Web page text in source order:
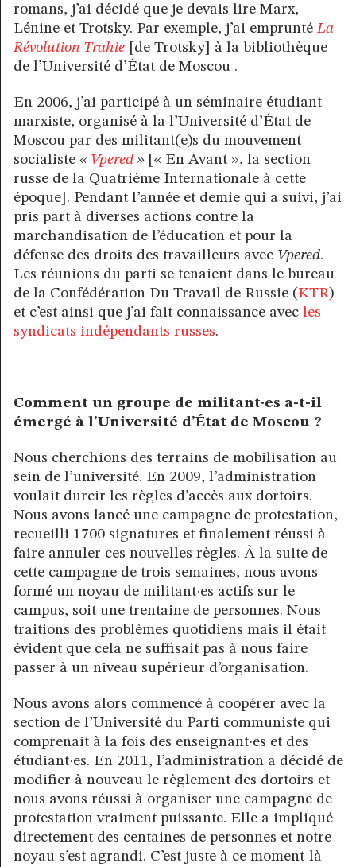
romans, j’ai décidé que je devais lire Marx,
Lénine et Trotsky. Par exemple, j’ai empruntéLa
Révolution Trahie [de Trotsky] à la bibliothèque
de l’Université d’État de Moscou .
En 2006, j’ai participé à un séminaire étudiant
marxiste, organisé à la l’Université d’État de
Moscou par des militant(e)s du mouvement
socialiste « Vpered » [« En Avant », la section
russe de la Quatrième Internationale à cette
époque]. Pendant l’année et demie qui a suivi, j’ai
pris part à diverses actions contre la
marchandisation de l’éducation et pour la
défense des droits des travailleurs avec Vpered.
Les réunions du parti se tenaient dans le bureau
de la Confédération Du Travail de Russie (KTR)
et c’est ainsi que j’ai fait connaissance avec les
syndicats indépendants russes.
Comment un groupe de militant·es a-t-il
émergé à l’Université d’État de Moscou ?
Nous cherchions des terrains de mobilisation au
sein de l’université. En 2009, l’administration
voulait durcir les règles d’accès aux dortoirs.
Nous avons lancé une campagne de protestation,
recueilli 1700 signatures et finalement réussi à
faire annuler ces nouvelles règles. À la suite de
cette campagne de trois semaines, nous avons
formé un noyau de militant·es actifs sur le
campus, soit une trentaine de personnes. Nous
traitions des problèmes quotidiens mais il était
évident que cela ne suffisait pas à nous faire
passer à un niveau supérieur d’organisation.
Nous avons alors commencé à coopérer avec la
section de l’Université du Parti communiste qui
comprenait à la fois des enseignant·es et des
étudiant·es. En 2011, l’administration a décidé de
modifier à nouveau le règlement des dortoirs et
nous avons réussi à organiser une campagne de
protestation vraiment puissante. Elle a impliqué
directement des centaines de personnes et notre
noyau s’est agrandi. C’est juste à ce moment-là